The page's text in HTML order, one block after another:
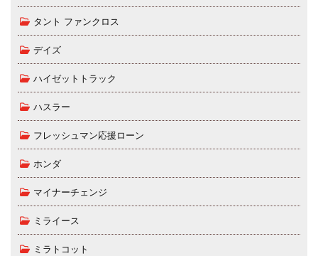
タント ファンクロス
デイズ
ハイゼットトラック
ハスラー
フレッシュマン応援ローン
ホンダ
マイナーチェンジ
ミライース
ミラトコット